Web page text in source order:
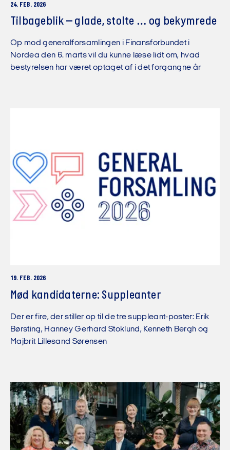
24. FEB. 2026
Tilbageblik – glade, stolte … og bekymrede
Op mod generalforsamlingen i Finansforbundet i
Nordea den 6. marts vil du kunne læse lidt om, hvad
bestyrelsen har været optaget af i det forgangne år
19. FEB. 2026
Mød kandidaterne: Suppleanter
Der er fire, der stiller op til de tre suppleant-poster: Erik
Børsting, Hanney Gerhard Stoklund, Kenneth Bergh og
Majbrit Lillesand Sørensen